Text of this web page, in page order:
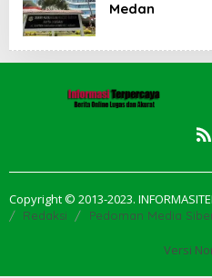
Medan
Copyright © 2013-2023.
Redaksi Pedoman Media
Versi